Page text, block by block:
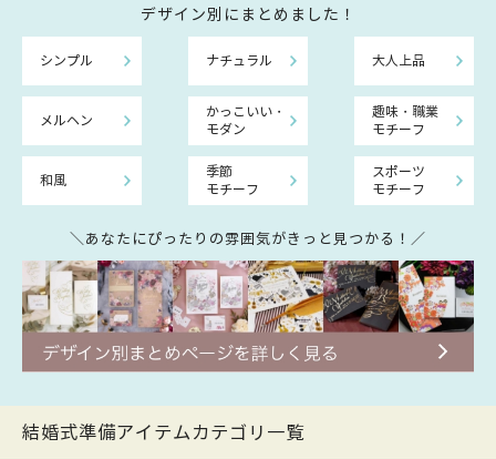
デザイン別にまとめました！
シンプル ナチュラル 大人上品
メルヘン
かっこいい・
モダン
趣味・職業
モチーフ
和風
季節
モチーフ
スポーツ
モチーフ
＼あなたにぴったりの雰囲気がきっと見つかる！／
結婚式準備アイテムカテゴリ一覧